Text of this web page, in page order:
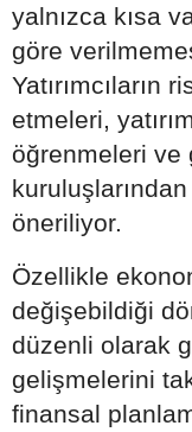
yalnızca kısa
göre
Yatırımcıların
etmeleri,
öğrenmeleri ve
öneriliyor.
Özellikle
değişebildiği
düzenli olarak
gelişmelerini
finansal